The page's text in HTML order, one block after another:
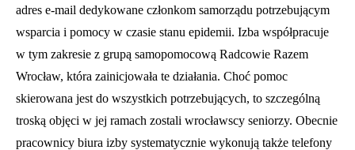
adres e-mail dedykowane członkom samorządu potrzebującym
wsparcia i pomocy w czasie stanu epidemii. Izba współpracuje
w tym zakresie z grupą samopomocową Radcowie Razem
Wrocław, która zainicjowała te działania. Choć pomoc
skierowana jest do wszystkich potrzebujących, to szczególną
troską objęci w jej ramach zostali wrocławscy seniorzy. Obecnie
pracownicy biura izby systematycznie wykonują także telefony